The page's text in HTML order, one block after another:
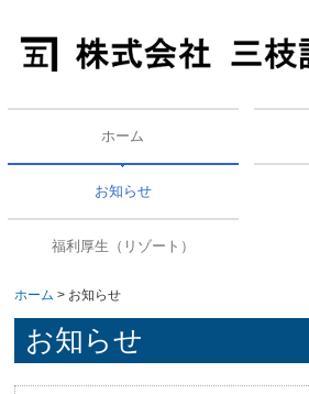
ホーム
お知らせ
メディア掲載情報
福利厚生（リゾート）
ホーム お知らせ
お知らせ